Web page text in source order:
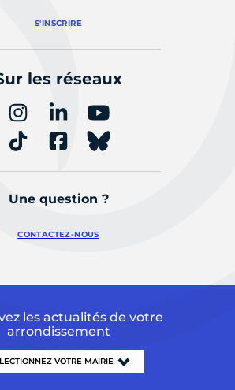
S'INSCRIRE
les réseaux
Une question ?
CONTACTEZ-NOUS
les actualités de votre
arrondissement